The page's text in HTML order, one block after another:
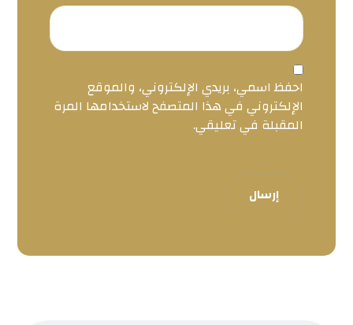
احفظ اسمي، بريدي الإلكتروني، والموقع
الإلكتروني في هذا المتصفح لاستخدامها المرة
المقبلة في تعليقي.
إرسال